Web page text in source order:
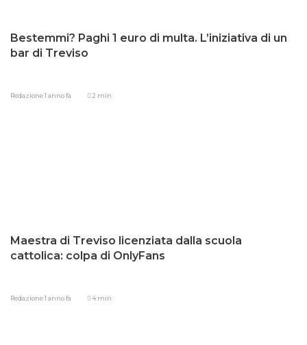
Bestemmi? Paghi 1 euro di multa. L’iniziativa di un
bar di Treviso
Redazione1 anno fa 2 min
Maestra di Treviso licenziata dalla scuola
cattolica: colpa di OnlyFans
Redazione1 anno fa 4 min